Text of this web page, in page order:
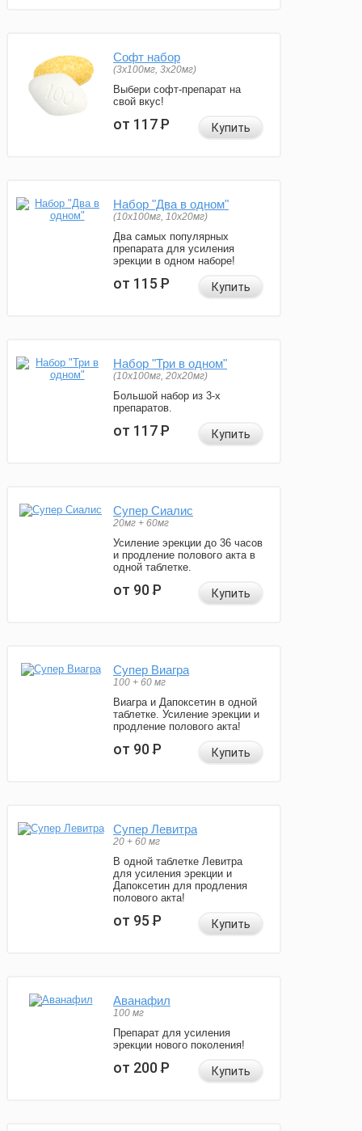
Софт набор
(3x100мг, 3x20мг)
Выбери софт-препарат на
свой вкус!
от 117Р Купить
Набор "Два в одном"
(10x100мг, 10x20мг)
Два самых популярных
препарата для усиления
эрекции в одном наборе!
от 115Р Купить
Набор "Три в одном"
(10x100мг, 20x20мг)
Большой набор из 3-х
препаратов.
от 117Р Купить
Супер Сиалис
20мг + 60мг
Усиление эрекции до 36 часов
и продление полового акта в
одной таблетке.
от 90Р Купить
Супер Виагра
100 + 60 мг
Виагра и Дапоксетин в одной
таблетке. Усиление эрекции и
продление полового акта!
от 90Р Купить
Супер Левитра
20 + 60 мг
В одной таблетке Левитра
для усиления эрекции и
Дапоксетин для продления
полового акта!
от 95Р Купить
Аванафил
100 мг
Препарат для усиления
эрекции нового поколения!
от 200Р Купить